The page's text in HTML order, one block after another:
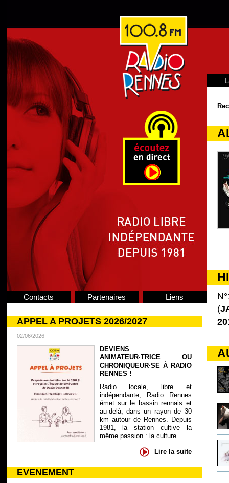
Contacts Partenaires Liens
APPEL A PROJETS 2026/2027
02/06/2026
DEVIENS
ANIMATEUR·TRICE OU
CHRONIQUEUR·SE À RADIO
RENNES !
Radio locale, libre et
indépendante, Radio Rennes
émet sur le bassin rennais et
au-delà, dans un rayon de 30
km autour de Rennes. Depuis
1981, la station cultive la
même passion : la culture...
Lire la suite
EVENEMENT
(